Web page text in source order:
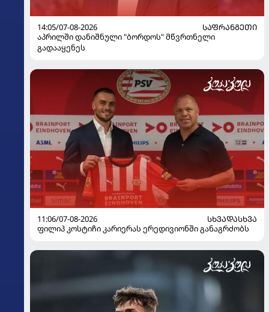
14:05/07-08-2026
ᲡᲐᲤᲠᲐᲜᲒᲔᲗᲘ
აპრილში დანიშნული "ბორდოს" მწვრთნელი
გადააყენეს
11:06/07-08-2026
ᲡᲮᲕᲐᲓᲐᲡᲮᲕᲐ
ფილიპ კოსტიჩი კარიერას ერედივიონში განაგრძობს